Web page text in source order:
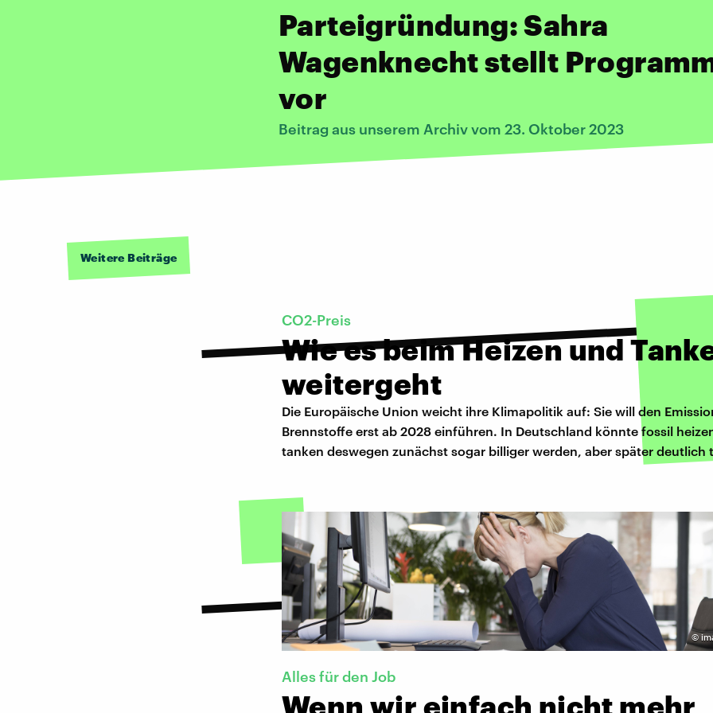
Parteigründung: Sahra
Wagenknecht stellt
vor
Beitrag aus unserem Archiv vom 23. Oktober 2023
Weitere Beiträge
CO2-Preis
Wie es beim Heizen und
weitergeht
Die Europäische Union weicht ihre Klimapolitik auf: Sie will den
Brennstoffe erst ab 2028 einführen. In Deutschland könnte fossil
tanken deswegen zunächst sogar billiger werden, aber später deutlich
©
Alles für den Job
Wenn wir einfach nicht mehr